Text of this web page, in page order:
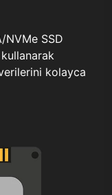
NVMe SSD
kolayca